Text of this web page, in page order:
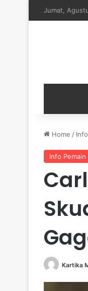
Jumat,
Home /
Info Pemain
Kartika